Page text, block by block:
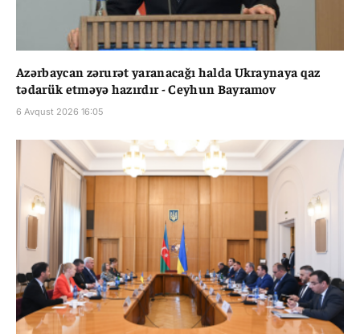
Azərbaycan zərurət yaranacağı halda Ukraynaya qaz
tədarük etməyə hazırdır - Ceyhun Bayramov
6 Avqust 2026 16:05